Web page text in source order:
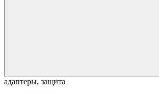
адаптеры, защита